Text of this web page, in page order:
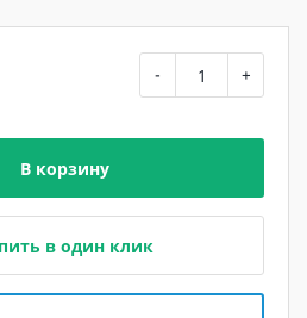
- +
В корзину
в один клик